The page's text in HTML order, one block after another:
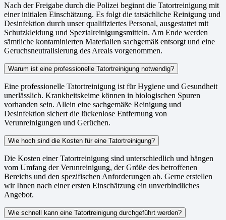
Nach der Freigabe durch die Polizei beginnt die Tatortreinigung mit
einer initialen Einschätzung. Es folgt die tatsächliche Reinigung und
Desinfektion durch unser qualifiziertes Personal, ausgestattet mit
Schutzkleidung und Spezialreinigungsmitteln. Am Ende werden
sämtliche kontaminierten Materialien sachgemäß entsorgt und eine
Geruchsneutralisierung des Areals vorgenommen.
Warum ist eine professionelle Tatortreinigung notwendig?
Eine professionelle Tatortreinigung ist für Hygiene und Gesundheit
unerlässlich. Krankheitskeime können in biologischen Spuren
vorhanden sein. Allein eine sachgemäße Reinigung und
Desinfektion sichert die lückenlose Entfernung von
Verunreinigungen und Gerüchen.
Wie hoch sind die Kosten für eine Tatortreinigung?
Die Kosten einer Tatortreinigung sind unterschiedlich und hängen
vom Umfang der Verunreinigung, der Größe des betroffenen
Bereichs und den spezifischen Anforderungen ab. Gerne erstellen
wir Ihnen nach einer ersten Einschätzung ein unverbindliches
Angebot.
Wie schnell kann eine Tatortreinigung durchgeführt werden?